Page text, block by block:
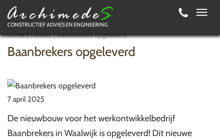
CONSTRUCTIEF ADVIES EN ENGINEERING
home nieuws baanbrekers opgeleverd
Baanbrekers opgeleverd
7 april 2025
De nieuwbouw voor het werkontwikkelbedrijf
Baanbrekers in Waalwijk is opgeleverd! Dit nieuwe